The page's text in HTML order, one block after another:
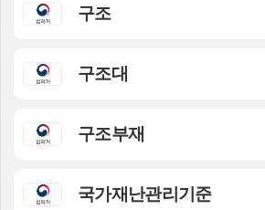
구조
구조대
구조부재
국가재난관리기준